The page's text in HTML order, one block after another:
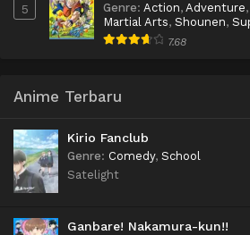
5 Genre: Action, Adventure,
Martial Arts, Shounen,
7.68
Anime Terbaru
Kirio Fanclub
Genre: Comedy, School
Satelight
Ganbare! Nakamura-kun!!